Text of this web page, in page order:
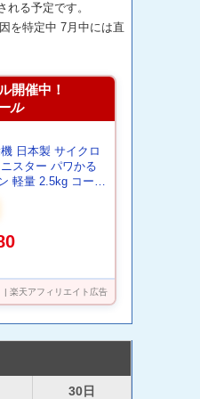
る予定です。
を特定中 7月中には直
開催中！
ル
日本製 サイクロ
スター パワかる
軽量 2.5kg コード
ト からまんブラシ
SP300M N
楽天アフィリエイト広告
30日